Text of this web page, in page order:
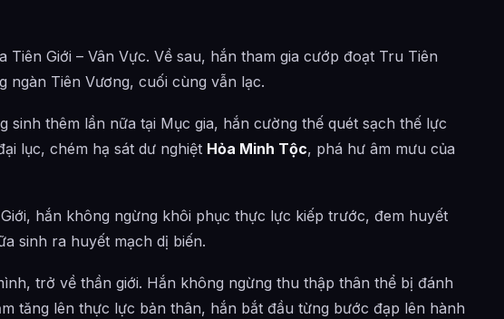
Tiên Giới – Vân Vực. Về sau, hắn tham gia cướp đoạt Tru Tiên
ngàn Tiên Vương, cuối cùng vẫn lạc.
sinh thêm lần nữa tại Mục gia, hắn cường thế quét sạch thế lực
lục, chém hạ sát dư nghiệt Hỏa Minh Tộc, phá hư âm mưu của
hắn không ngừng khôi phục thực lực kiếp trước, đem huyết
sinh ra huyết mạch dị biến.
trở về thần giới. Hắn không ngừng thu thập thân thể bị đánh
tăng lên thực lực bản thân, hắn bắt đầu từng bước đạp lên hành